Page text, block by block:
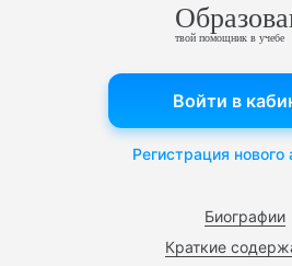
твой помощник в учебе
Биографии
Краткие
Войти в
Регистрация нового